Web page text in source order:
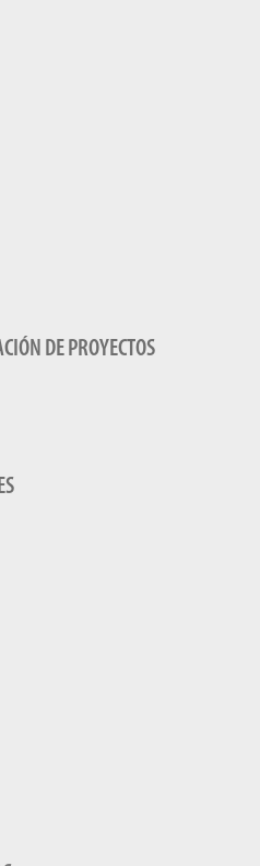
DE PROYECTOS